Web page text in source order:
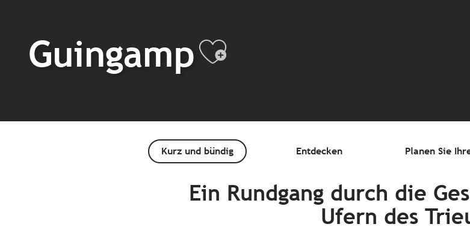
GuingampAjouter aux
Kurz und bündig Entdecken Planen Sie
Ein Rundgang durch die
Ufern des